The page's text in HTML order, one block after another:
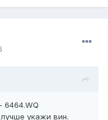
6464.WQ
укажи вин.